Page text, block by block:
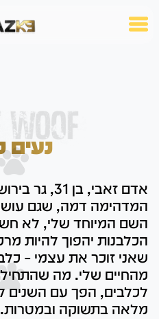
נעים
אדם זאבי, בן
המדהימה דמה, שגם
השם המיוחד שלי, לא
הכלבנות יהפוך להיות
שאני זוכר את עצמי –
מהחיים שלי. מה שהתחיל
לכלבים, הפך עם השנים
מלאה בתשוקה ובמטרות.